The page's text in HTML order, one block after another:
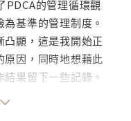
PDCA的管理循環觀
基準的管理制度。
顯，這是我開始正
因，同時地想藉此
果留下一些記錄。
衛生管理開始談